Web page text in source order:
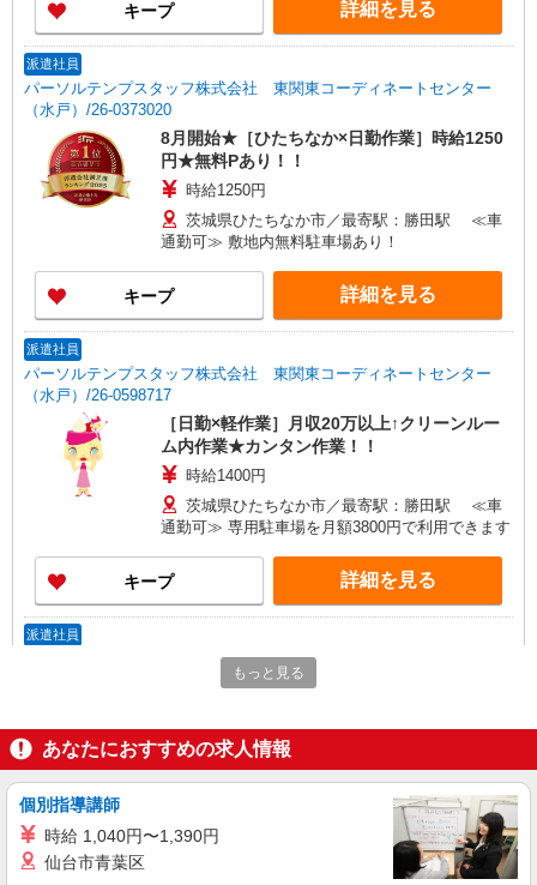
キープ 詳細を見る
派遣社員
パーソルテンプスタッフ株式会社 東関東コーディネートセンター
（水戸）/26-0373020
8月開始★［ひたちなか×日勤作業］時給1250
円★無料Pあり！！
時給1250円
茨城県ひたちなか市／最寄駅：勝田駅 ≪車
通勤可≫ 敷地内無料駐車場あり！
キープ 詳細を見る
派遣社員
パーソルテンプスタッフ株式会社 東関東コーディネートセンター
（水戸）/26-0598717
［日勤×軽作業］月収20万以上↑クリーンルー
ム内作業★カンタン作業！！
時給1400円
茨城県ひたちなか市／最寄駅：勝田駅 ≪車
通勤可≫ 専用駐車場を月額3800円で利用できます
キープ 詳細を見る
派遣社員
パーソルテンプスタッフ株式会社 東関東コーディネートセンター
たんコツコツ検査のオシゴト♪
時給1300円
茨城県ひたちなか市／最寄駅：勝田駅 ≪車
通勤可≫ 徒歩7分のところに民間駐車場あり！
キープ 詳細を見る
もっと見る
あなたにおすすめの求人情報
個別指導講師
時給 1,040円〜1,390円
仙台市青葉区